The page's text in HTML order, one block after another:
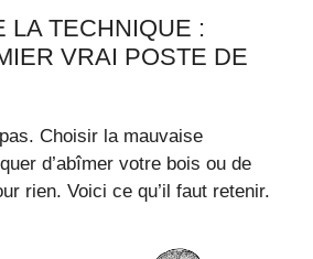
LA TECHNIQUE :
VRAI POSTE DE
Choisir la mauvaise
d’abîmer votre bois ou de
rien. Voici ce qu’il faut retenir.